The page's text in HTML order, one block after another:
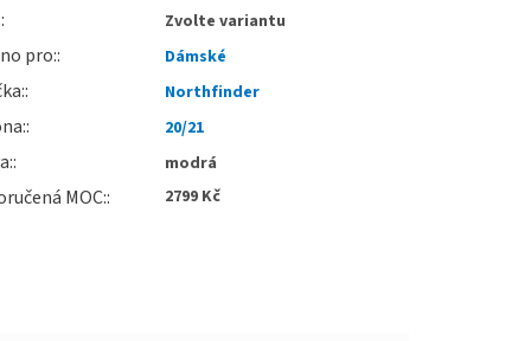
Zvolte variantu
pro: Dámské
: Northfinder
: 20/21
: modrá
MOC: 2799 Kč